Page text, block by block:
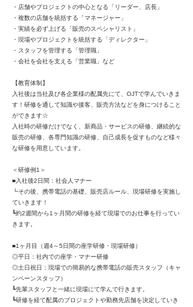
・店舗やプロジェクトの中心となる「リーダー、店長」
・複数の店舗を統括する「マネージャー」
・実績を必ず上げる「販売のスペシャリスト」
・現場やプロジェクトを統括する「ディレクター」
・スタッフを管理する「管理職」
・会社を会社を支える「営業職」など
【教育体制】
入社後は当社及び各企業様の配属先にて、OJTで学んでいきま
す！研修を通して知識や接客、販売方法などを身につけること
ができます☆
入社時の研修だけでなく、新商品・サービスの研修、継続的な
販売の研修、各専門知識の研修、自己成長を促すものなど様々
な研修を用意しています。
＜研修例1＞
■入社後2日間：社会人マナー
┗その後、携帯電話の基礎、販売店ルール、現場研修を実施し
ていきます！
┗約2週間から1ヶ月間の研修を経て現場でのお仕事を行ってい
きます。
■1ヶ月目（週4～5日間の座学研修・現場研修）
◎平日：社内での座学・マナー研修
◎土日祝日：現場での簡易的な携帯電話の販売スタッフ（キャ
ンペーンスタッフ）
┗先輩スタッフと一緒に現場にて学んで行きます。
┗研修を経て配属のプロジェクトや勤務先店舗を決定していき